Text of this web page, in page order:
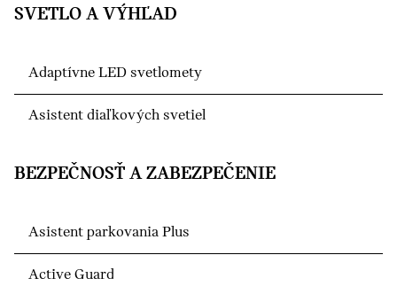
SVETLO A VÝHĽAD
Adaptívne LED svetlomety
Asistent diaľkových svetiel
BEZPEČNOSŤ A ZABEZPEČENIE
Asistent parkovania Plus
Active Guard